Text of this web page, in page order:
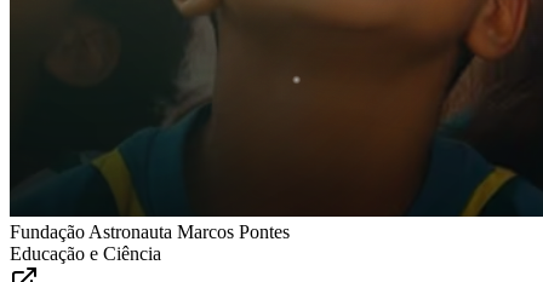
Fundação Astronauta Marcos Pontes
Educação e Ciência